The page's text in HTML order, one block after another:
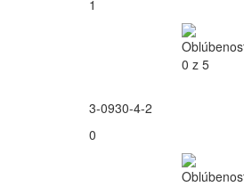
1
3-0930-4-2
0